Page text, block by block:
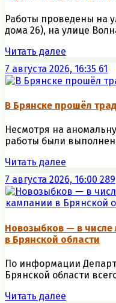
Работы проведены на
дома 26), на улице
Читать далее
7 августа 2026, 16:35 61
В Брянске прошёл
Несмотря на
работы были
Читать далее
7 августа 2026, 16:00 289
Новозыбков — в
в Брянской области
По информации
Брянской области
Читать далее